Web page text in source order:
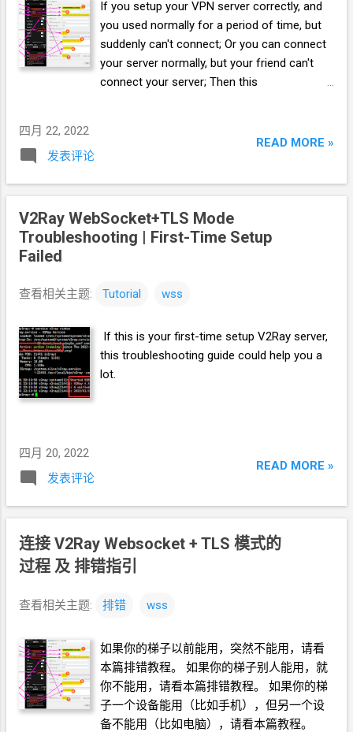
If you setup your VPN server correctly, and
you used normally for a period of time, but
suddenly can't connect; Or you can connect
your server normally, but your friend can't
connect your server; Then this
四月 22, 2022
发表评论
READ MORE »
V2Ray WebSocket+TLS Mode
Troubleshooting | First-Time Setup
Failed
查看相关主题: Tutorial wss
If this is your first-time setup V2Ray server,
this troubleshooting guide could help you a
lot.
四月 20, 2022
发表评论
READ MORE »
连接 V2Ray Websocket + TLS 模式的
过程 及 排错指引
查看相关主题: 排错 wss
如果你的梯子以前能用，突然不能用，请看
本篇排错教程。 如果你的梯子别人能用，就
你不能用，请看本篇排错教程。 如果你的梯
子一个设备能用（比如手机），但另一个设
备不能用（比如电脑），请看本篇教程。